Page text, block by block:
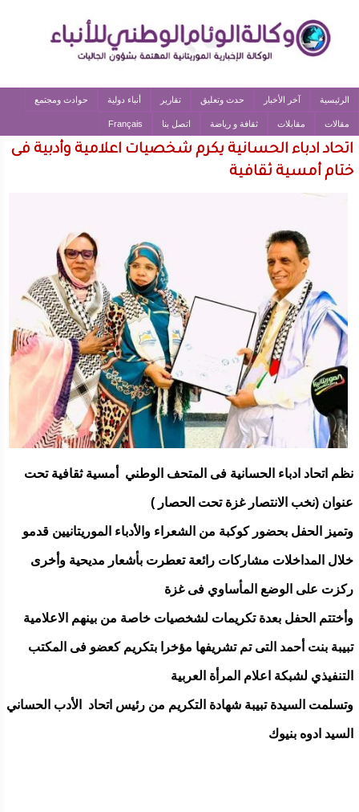
الرئيسية آخر الأخبار حدث وتعليق تقارير أنباء دولية حوادث ومجتمع
مقالات مقابلات ثقافة و رياضة اتصل بنا Français
اتحاد ادباء الحسانية يكرم شخصيات اعلامية وأدبية فى
ختام أمسية ثقافية
نظم اتحاد ادباء الحسانية فى المتحف الوطني أمسية ثقافية تحت
عنوان (نخب الانتصار غزة تحت الحصار )
وتميز الحفل بحضور كوكبة من الشعراء والأدباء الموريتانيين قدمو
خلال المداخلات مشاركات رائعة تعطرت بأشعار مديحية وأخرى
ركزت على الوضع المأساوي فى غزة
وأختتم الحفل بعدة تكريمات لشخصيات خاصة من بينهم الاعلامية
تبيبة بنت أحمد التى تم تشريفها مؤخرا بتكريم كعضو فى المكتب
التنفيذي لشبكة اعلام المرأة العربية
وتسلمت السيدة تبيبة شهادة التكريم من رئيس اتحاد الأدب الحساني
السيد ادوه بنيوك